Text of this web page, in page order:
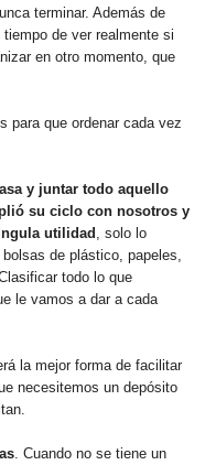
terminar. Además de
de ver realmente si
en otro momento, que
para que ordenar cada vez
y juntar todo aquello
su ciclo con nosotros y
utilidad
, solo lo
de plástico, papeles,
todo lo que
le vamos a dar a cada
la mejor forma de facilitar
necesitemos un depósito
. Cuando no se tiene un